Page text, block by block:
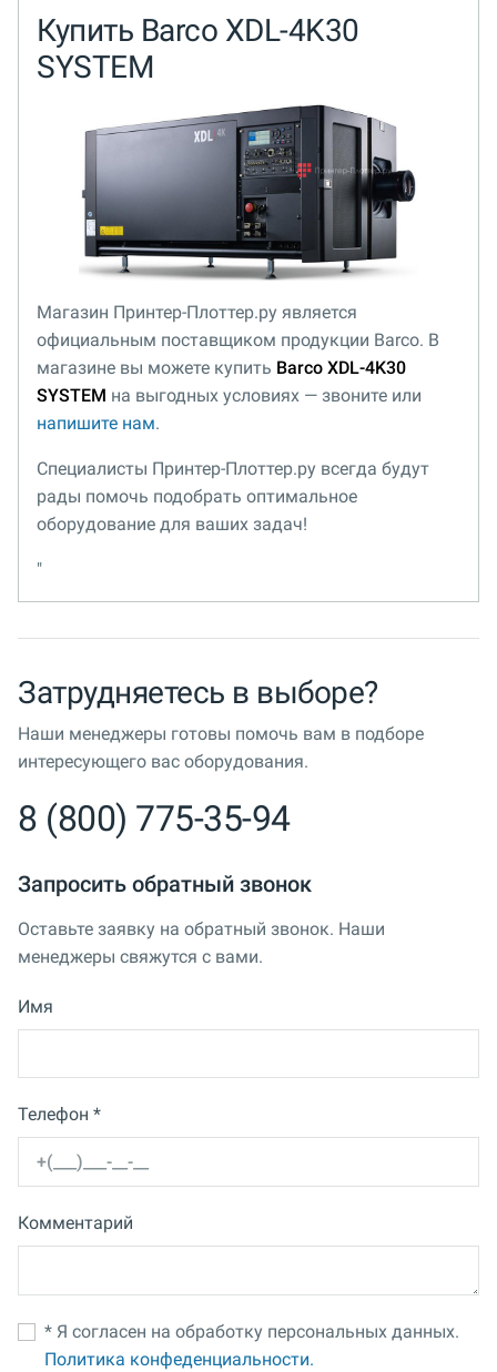
Купить Barco XDL-4K30
SYSTEM
Магазин Принтер-Плоттер.ру является
официальным поставщиком продукции Barco. В
магазине вы можете купить Barco XDL-4K30
SYSTEM на выгодных условиях — звоните или
напишите нам.
Специалисты Принтер-Плоттер.ру всегда будут
рады помочь подобрать оптимальное
оборудование для ваших задач!
"
Затрудняетесь в выборе?
Наши менеджеры готовы помочь вам в подборе
интересующего вас оборудования.
8 (800) 775-35-94
Запросить обратный звонок
Оставьте заявку на обратный звонок. Наши
менеджеры свяжутся с вами.
Имя
Телефон *
Комментарий
* Я согласен на обработку персональных данных.
Политика конфеденциальности.